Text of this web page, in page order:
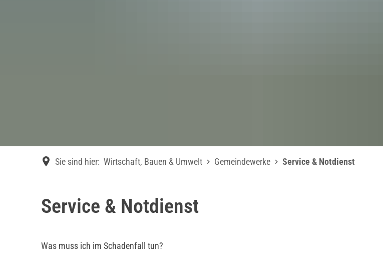
Sie sind hier: Wirtschaft, Bauen & Umwelt Gemeindewerke Service & Notdienst
Service & Notdienst
Was muss ich im Schadenfall tun?